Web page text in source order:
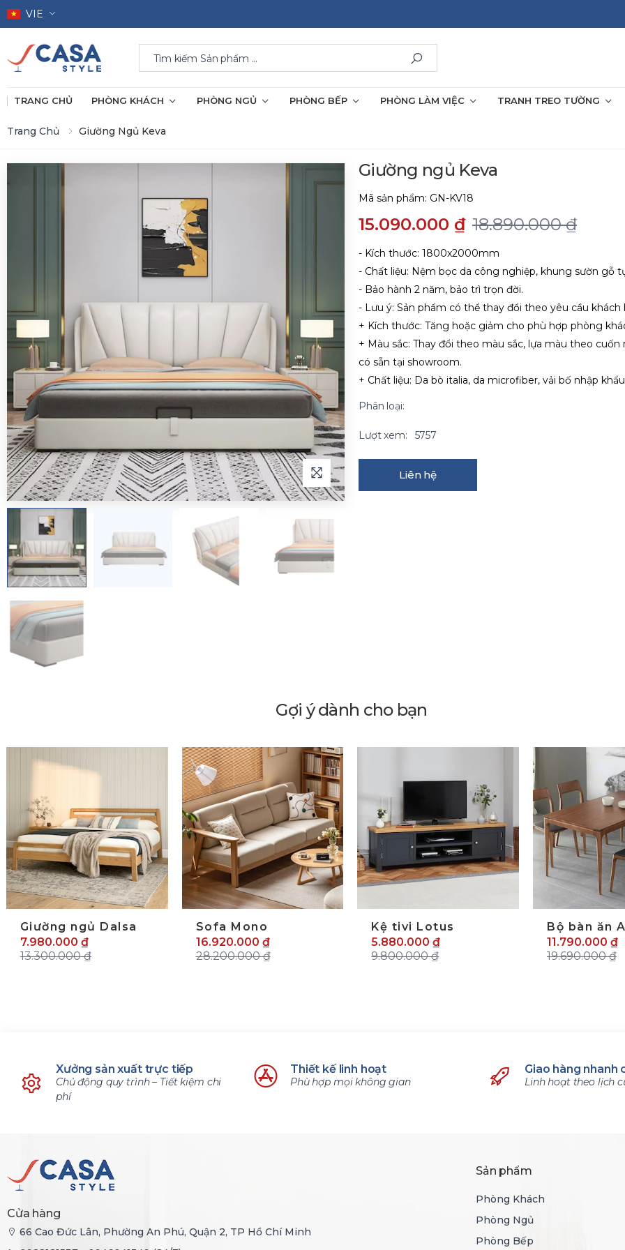
VIE
Search
TRANG CHỦ PHÒNG KHÁCH PHÒNG NGỦ PHÒNG BẾP PHÒNG LÀM VIỆC TRANH TREO TƯỜNG
Trang Chủ Giường Ngủ Keva
Giường ngủ Keva
Mã sản phẩm: GN-KV18
15.090.000 ₫ 18.890.000 ₫
- Kích thước: 1800x2000mm
- Chất liệu: Nệm bọc da công nghiệp, khung sườn gỗ
- Bảo hành 2 năm, bảo trì trọn đời.
- Lưu ý: Sản phẩm có thể thay đổi theo yêu cầu khách
+ Kích thước: Tăng hoặc giảm cho phù hợp phòng
+ Màu sắc: Thay đổi theo màu sắc, lựa màu theo cuốn
có sẵn tại showroom.
+ Chất liệu: Da bò italia, da microfiber, vải bố nhập
Phân loại:
Lượt xem: 5757
Liên hệ
Gợi ý dành cho bạn
Giường ngủ Dalsa
7.980.000 ₫
13.300.000 ₫
Sofa Mono
16.920.000 ₫
28.200.000 ₫
Kệ tivi Lotus
5.880.000 ₫
9.800.000 ₫
Bộ bàn ăn
11.790.000 ₫
19.690.000 ₫
trước
Xưởng sản xuất trực tiếp
Chủ động quy trình – Tiết kiệm chi
phí
Thiết kế linh hoạt
Phù hợp mọi không gian
Giao hàng nhanh
Linh hoạt theo lịch
Cửa hàng
66 Cao Đức Lân, Phường An Phú, Quận 2, TP Hồ Chí Minh
Sản phẩm
Phòng Khách
Phòng Ngủ
Phòng Bếp